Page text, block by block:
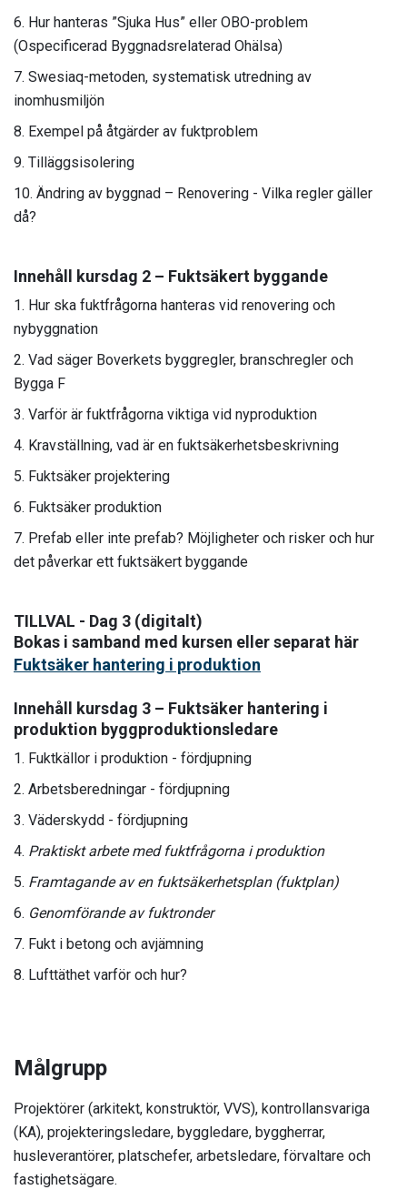
Hur hanteras ”Sjuka Hus” eller OBO-problem
(Ospecificerad Byggnadsrelaterad Ohälsa)
Swesiaq-metoden, systematisk utredning av
inomhusmiljön
Exempel på åtgärder av fuktproblem
Tilläggsisolering
Ändring av byggnad – Renovering - Vilka regler gäller
då?
Innehåll kursdag 2 – Fuktsäkert byggande
Hur ska fuktfrågorna hanteras vid renovering och
nybyggnation
Vad säger Boverkets byggregler, branschregler och
Bygga F
Varför är fuktfrågorna viktiga vid nyproduktion
Kravställning, vad är en fuktsäkerhetsbeskrivning
Fuktsäker projektering
Fuktsäker produktion
Prefab eller inte prefab? Möjligheter och risker och hur
det påverkar ett fuktsäkert byggande
TILLVAL - Dag 3 (digitalt)
Bokas i samband med kursen eller separat här
Fuktsäker hantering i produktion
Innehåll kursdag 3 – Fuktsäker hantering i
produktion byggproduktionsledare
Fuktkällor i produktion - fördjupning
Arbetsberedningar - fördjupning
Väderskydd - fördjupning
Praktiskt arbete med fuktfrågorna i produktion
Framtagande av en fuktsäkerhetsplan (fuktplan)
Genomförande av fuktronder
Fukt i betong och avjämning
Lufttäthet varför och hur?
Målgrupp
Projektörer (arkitekt, konstruktör, VVS), kontrollansvariga
(KA), projekteringsledare, byggledare, byggherrar,
husleverantörer, platschefer, arbetsledare, förvaltare och
fastighetsägare.